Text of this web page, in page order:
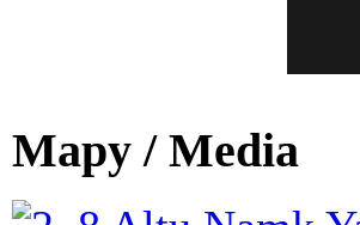
Mapy / Media